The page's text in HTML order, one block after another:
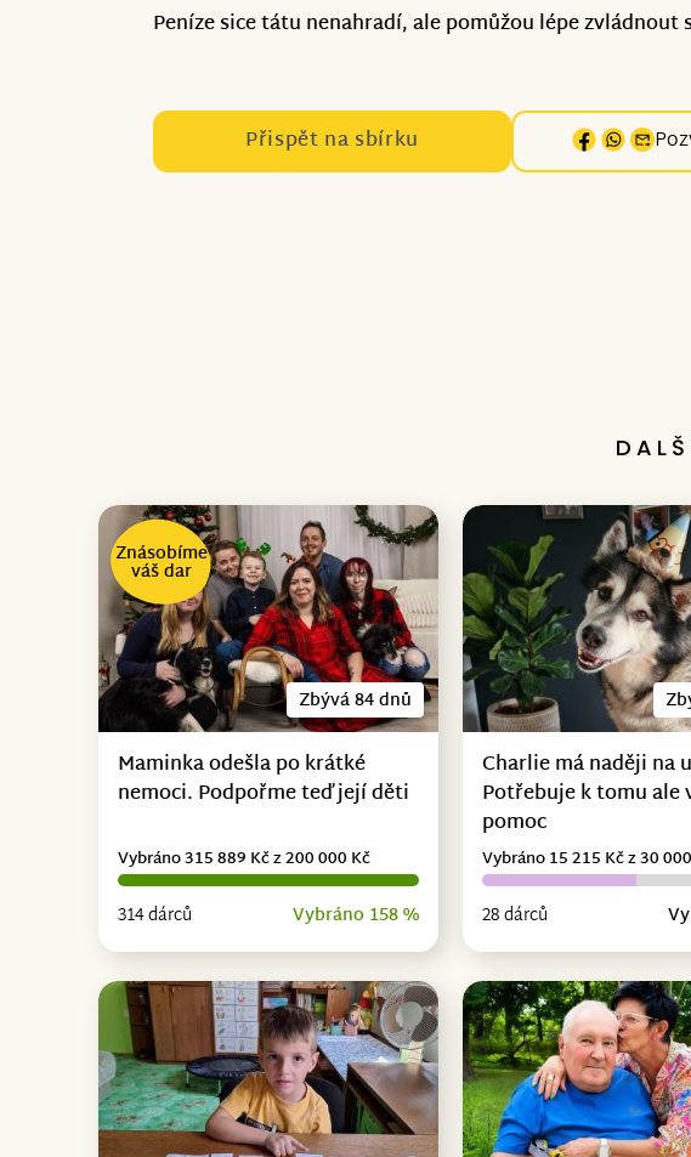
Peníze sice tátu nenahradí, ale pomůžou lépe
Přispět na sbírku
Zbývá 84 dnů
Znásobíme
váš dar
Maminka odešla po krátké
nemoci. Podpořme teď její děti
314 dárců Vybráno 158 %
Vybráno 315 889 Kč z 200 000 Kč
Charlie má naději na
Potřebuje k tomu ale
pomoc
28 dárců
Vybráno 15 215 Kč z 30